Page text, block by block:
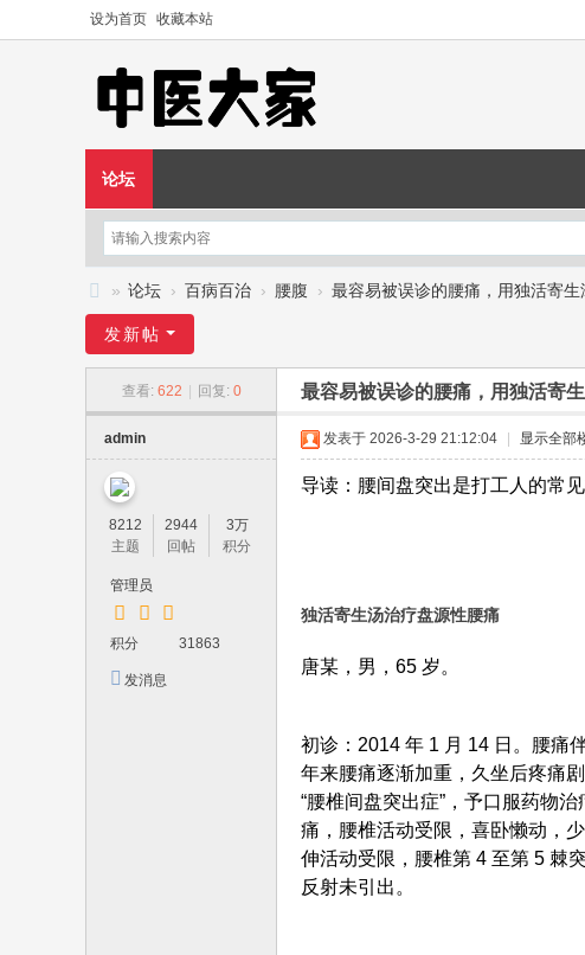
设为首页 收藏本站
论坛
医
—
» 论坛 › 百病百治 › 腰腹 › 最容易被误诊的腰痛，用独活寄生
发新帖
查看: 622 回复: 0 最容易被误诊的腰痛，用独活寄
admin
8212
主题
2944
回帖
3万
积分
管理员
积分 31863
发消息
发表于 2026-3-29 21:12:04 显示全部
导读：腰间盘突出是打工人的常
独活寄生汤治疗盘源性腰痛
唐某，男，65 岁。
初诊：2014 年 1 月 14 日。腰痛
年来腰痛逐渐加重，久坐后疼痛
“腰椎间盘突出症”，予口服药物
痛，腰椎活动受限，喜卧懒动，
伸活动受限，腰椎第 4 至第 5 棘
反射未引出。